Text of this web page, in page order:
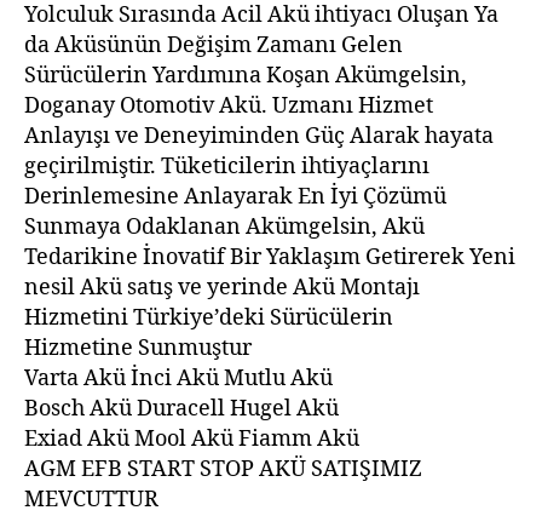
Yolculuk Sırasında Acil Akü ihtiyacı Oluşan Ya
da Aküsünün Değişim Zamanı Gelen
Sürücülerin Yardımına Koşan Akümgelsin,
Doganay Otomotiv Akü. Uzmanı Hizmet
Anlayışı ve Deneyiminden Güç Alarak hayata
geçirilmiştir. Tüketicilerin ihtiyaçlarını
Derinlemesine Anlayarak En İyi Çözümü
Sunmaya Odaklanan Akümgelsin, Akü
Tedarikine İnovatif Bir Yaklaşım Getirerek Yeni
nesil Akü satış ve yerinde Akü Montajı
Hizmetini Türkiye’deki Sürücülerin
Hizmetine Sunmuştur
Varta Akü İnci Akü Mutlu Akü
Bosch Akü Duracell Hugel Akü
Exiad Akü Mool Akü Fiamm Akü
AGM EFB START STOP AKÜ SATIŞIMIZ
MEVCUTTUR